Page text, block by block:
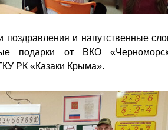
поздравления и напутственные
подарки от ВКО
РК «Казаки Крыма».